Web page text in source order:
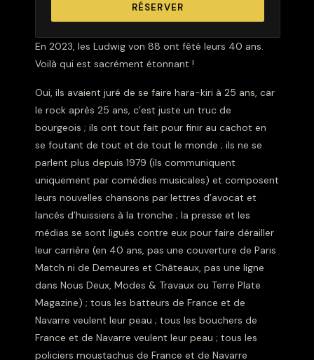
En 2023, les Ludwig von 88 ont fêté leurs 40 ans.
Voilà qui est sacrément étonnant !
Oui, ils avaient juré de se faire hara-kiri à 25 ans, car
le rock après 25 ans, c’est juste un truc de
bourgeois ; ils ont tout fait pour finir au cachot en
se foutant de tout et de tout le monde ; ils ne se
parlent plus depuis 1979 (ils communiquent
uniquement par comédies musicales) et composent
leurs nouvelles chansons par lettres d’avocat et
lancés d’huissiers à la tronche ; la presse et les
médias se sont ligués contre eux pour faire dérailler
leur carrière (en 40 ans, pas une couverture de Paris
Match ni de Demeures et Châteaux, pas une ligne
dans Nous Deux, Modes & Travaux ou Terre Plate
Magazine) ; tous les batteurs de France et de
Navarre veulent leur peau ; tous les bouchers de
France et de Navarre veulent leur peau ; tous les
policiers moustachus de France et de Navarre
RÉSERVER